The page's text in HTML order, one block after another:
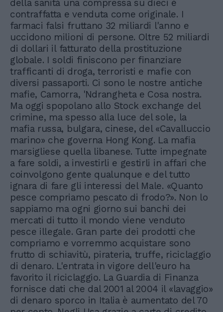
della sanità una compressa su dieci è
contraffatta e venduta come originale. I
farmaci falsi fruttano 32 miliardi l'anno e
uccidono milioni di persone. Oltre 52 miliardi
di dollari il fatturato della prostituzione
globale. I soldi finiscono per finanziare
trafficanti di droga, terroristi e mafie con
diversi passaporti. Ci sono le nostre antiche
mafie, Camorra, 'Ndrangheta e Cosa nostra.
Ma oggi spopolano allo Stock exchange del
crimine, ma spesso alla luce del sole, la
mafia russa, bulgara, cinese, del «Cavalluccio
marino» che governa Hong Kong. La mafia
marsigliese quella libanese. Tutte impegnate
a fare soldi, a investirli e gestirli in affari che
coinvolgono gente qualunque e del tutto
ignara di fare gli interessi del Male. «Quanto
pesce compriamo pescato di frodo?». Non lo
sappiamo ma ogni giorno sui banchi dei
mercati di tutto il mondo viene venduto
pesce illegale. Gran parte dei prodotti che
compriamo e vorremmo acquistare sono
frutto di schiavitù, pirateria, truffe, riciclaggio
di denaro. L'entrata in vigore dell'euro ha
favorito il riciclaggio. La Guardia di Finanza
fornisce dati che dal 2001 al 2004 il «lavaggio»
di denaro sporco in Italia è aumentato del 70